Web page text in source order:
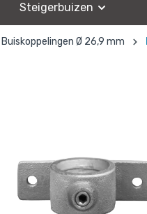
Steigerbuizen
Buiskoppelingen Ø 26,9 mm